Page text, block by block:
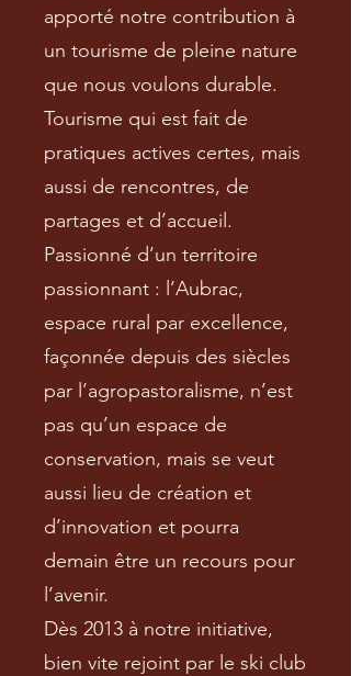
apporté notre contribution à
un tourisme de pleine nature
que nous voulons durable.
Tourisme qui est fait de
pratiques actives certes, mais
aussi de rencontres, de
partages et d’accueil.
Passionné d’un territoire
passionnant : l’Aubrac,
espace rural par excellence,
façonnée depuis des siècles
par l’agropastoralisme, n’est
pas qu’un espace de
conservation, mais se veut
aussi lieu de création et
d’innovation et pourra
demain être un recours pour
l’avenir.
Dès 2013 à notre initiative,
bien vite rejoint par le ski club